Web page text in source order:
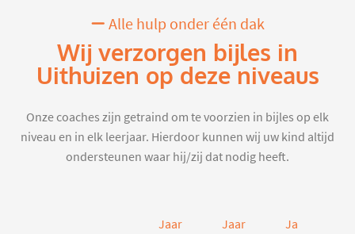
Alle hulp onder één dak
Wij verzorgen bijles in
Uithuizen op deze niveaus
Onze coaches zijn getraind om te voorzien in bijles op elk
niveau en in elk leerjaar. Hierdoor kunnen wij uw kind altijd
ondersteunen waar hij/zij dat nodig heeft.
Jaar
Jaar
Jaar